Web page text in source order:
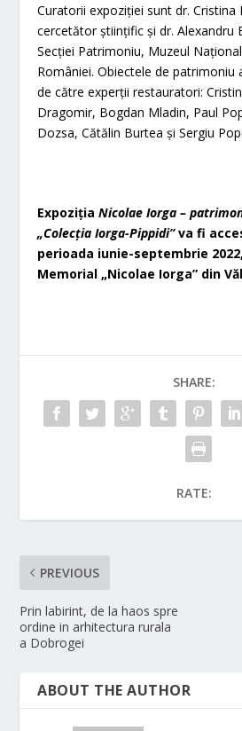
Curatorii expoziției sunt dr. Cristina
cercetător științific și dr. Alexandru
Secției Patrimoniu, Muzeul
României. Obiectele de patrimoniu
de către experții restauratori:
Dragomir, Bogdan Mladin, Paul
Dozsa, Cătălin Burtea și Sergiu
ExpozițiaNicolae Iorga –
„Colecția Iorga-Pippidi”va fi
perioada iunie-septembrie
Memorial „Nicolae Iorga” din
SHARE:
RATE:
PREVIOUS
Prin labirint, de la haos spre
ordine in arhitectura rurala
a Dobrogei
ABOUT THE AUTHOR